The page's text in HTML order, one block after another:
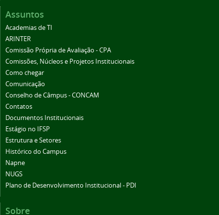
Assuntos
Academias de TI
ARINTER
Comissão Própria de Avaliação - CPA
Comissões, Núcleos e Projetos Institucionais
Como chegar
Comunicação
Conselho de Câmpus - CONCAM
Contatos
Documentos Institucionais
Estágio no IFSP
Estrutura e Setores
Histórico do Campus
Napne
NUGS
Plano de Desenvolvimento Institucional - PDI
Sobre